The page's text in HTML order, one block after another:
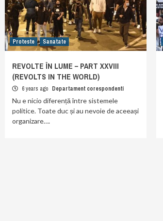
Proteste Sanatate
REVOLTE ÎN LUME – PART XXVIII
(REVOLTS IN THE WORLD)
6 years ago Departament corespondenti
Nu e nicio diferență între sistemele
politice. Toate duc și au nevoie de aceeași
organizare….